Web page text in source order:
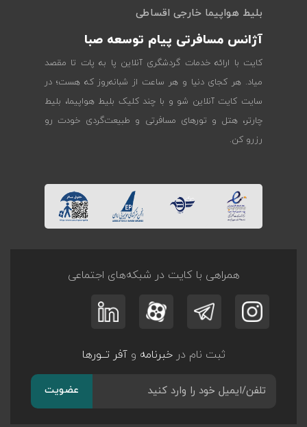
بلیط هواپیما خارجی اقساطی
آژانس مسافرتی پیام توسعه صبا
کایت با ارائه خدمات گردشگری آنلاین پا به پات تا مقصد
میاد. هر کجای دنیا و هر ساعت از شبانه‌روز که هست؛ در
سایت کایت آنلاین شو و با چند کلیک بلیط هواپیما، بلیط
چارتر، هتل و تورهای مسافرتی و طبیعت‌گردی خودت رو
رزرو کن.
همراهی با کایت در شبکه‌های اجتماعی
ثبت نام درخبرنامه وآفر تــورها
عضویت